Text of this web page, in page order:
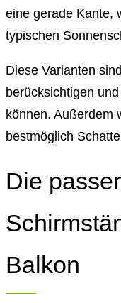
eine gerade Kante,
typischen
Diese Varianten
berücksichtigen
können. Außerdem
bestmöglich
Die
Balkon